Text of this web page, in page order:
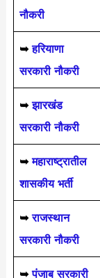
नौकरी
➥हरियाणा
सरकारी नौकरी
➥ झारखंड
सरकारी नौकरी
➥ महाराष्ट्रातील
शासकीय भर्ती
➥ राजस्थान
सरकारी नौकरी
➥ पंजाब सरकारी